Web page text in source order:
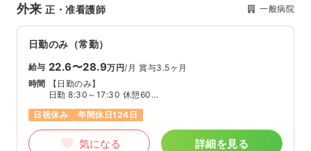
外来正・准看護師 一般病院
日勤のみ（常勤）
給与 22.6〜28.9万円/月 賞与3.5ヶ月
時間
【日勤のみ】
日勤 8:30～17:30 休憩60分
日祝休み
年間休日124日
気になる 詳細を見る